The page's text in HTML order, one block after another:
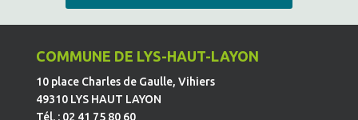
COMMUNE DE LYS-HAUT-LAYON
10 place Charles de Gaulle, Vihiers
49310 LYS HAUT LAYON
Tél. : 02 41 75 80 60